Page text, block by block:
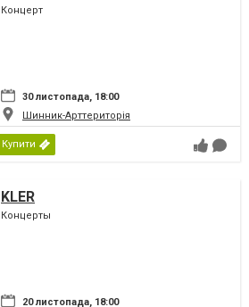
Концерт
30 листопада, 18:00
Шинник-Арттериторія
Купити
KLER
Концерты
20 листопада, 18:00